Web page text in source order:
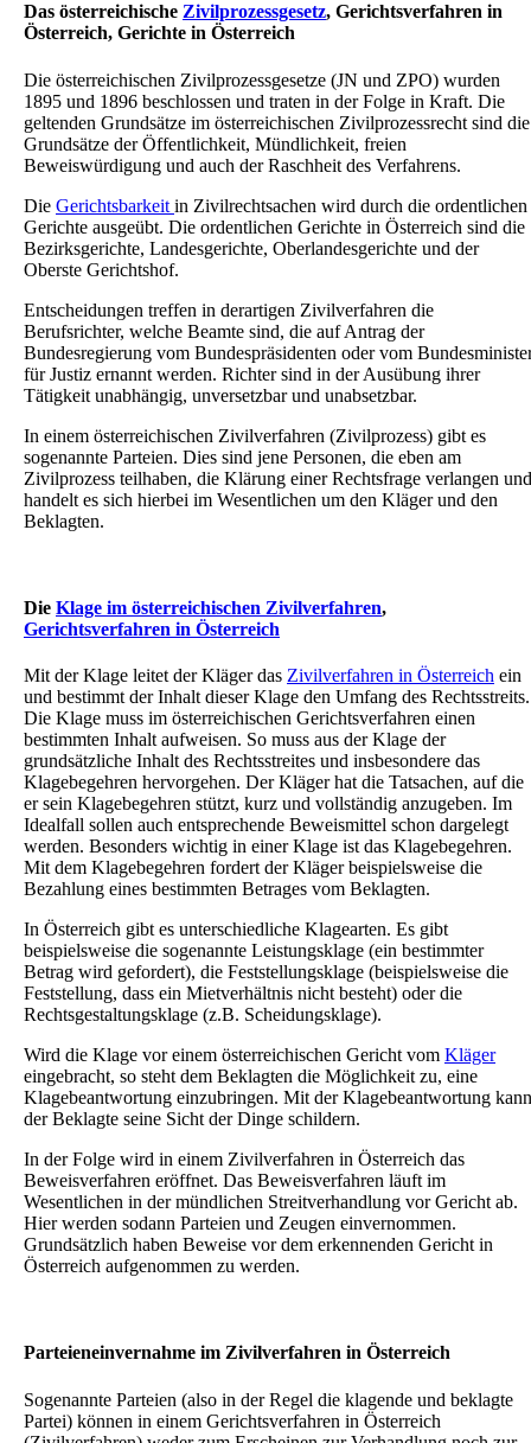
Das österreichische Zivilprozessgesetz, Gerichtsverfahren in
Österreich, Gerichte in Österreich
Die österreichischen Zivilprozessgesetze (JN und ZPO) wurden
1895 und 1896 beschlossen und traten in der Folge in Kraft. Die
geltenden Grundsätze im österreichischen Zivilprozessrecht sind die
Grundsätze der Öffentlichkeit, Mündlichkeit, freien
Beweiswürdigung und auch der Raschheit des Verfahrens.
Die Gerichtsbarkeit in Zivilrechtsachen wird durch die ordentlichen
Gerichte ausgeübt. Die ordentlichen Gerichte in Österreich sind die
Bezirksgerichte, Landesgerichte, Oberlandesgerichte und der
Oberste Gerichtshof.
Entscheidungen treffen in derartigen Zivilverfahren die
Berufsrichter, welche Beamte sind, die auf Antrag der
Bundesregierung vom Bundespräsidenten oder vom
für Justiz ernannt werden. Richter sind in der Ausübung ihrer
Tätigkeit unabhängig, unversetzbar und unabsetzbar.
In einem österreichischen Zivilverfahren (Zivilprozess) gibt es
sogenannte Parteien. Dies sind jene Personen, die eben am
Zivilprozess teilhaben, die Klärung einer Rechtsfrage verlangen und
handelt es sich hierbei im Wesentlichen um den Kläger und den
Beklagten.
Die Klage im österreichischen Zivilverfahren,
Gerichtsverfahren in Österreich
Mit der Klage leitet der Kläger das Zivilverfahren in Österreich ein
und bestimmt der Inhalt dieser Klage den Umfang des Rechtsstreits.
Die Klage muss im österreichischen Gerichtsverfahren einen
bestimmten Inhalt aufweisen. So muss aus der Klage der
grundsätzliche Inhalt des Rechtsstreites und insbesondere das
Klagebegehren hervorgehen. Der Kläger hat die Tatsachen, auf die
er sein Klagebegehren stützt, kurz und vollständig anzugeben. Im
Idealfall sollen auch entsprechende Beweismittel schon dargelegt
werden. Besonders wichtig in einer Klage ist das Klagebegehren.
Mit dem Klagebegehren fordert der Kläger beispielsweise die
Bezahlung eines bestimmten Betrages vom Beklagten.
In Österreich gibt es unterschiedliche Klagearten. Es gibt
beispielsweise die sogenannte Leistungsklage (ein bestimmter
Betrag wird gefordert), die Feststellungsklage (beispielsweise die
Feststellung, dass ein Mietverhältnis nicht besteht) oder die
Rechtsgestaltungsklage (z.B. Scheidungsklage).
Wird die Klage vor einem österreichischen Gericht vom Kläger
eingebracht, so steht dem Beklagten die Möglichkeit zu, eine
Klagebeantwortung einzubringen. Mit der Klagebeantwortung kann
der Beklagte seine Sicht der Dinge schildern.
In der Folge wird in einem Zivilverfahren in Österreich das
Beweisverfahren eröffnet. Das Beweisverfahren läuft im
Wesentlichen in der mündlichen Streitverhandlung vor Gericht ab.
Hier werden sodann Parteien und Zeugen einvernommen.
Grundsätzlich haben Beweise vor dem erkennenden Gericht in
Österreich aufgenommen zu werden.
Parteieneinvernahme im Zivilverfahren in Österreich
Sogenannte Parteien (also in der Regel die klagende und beklagte
Partei) können in einem Gerichtsverfahren in Österreich